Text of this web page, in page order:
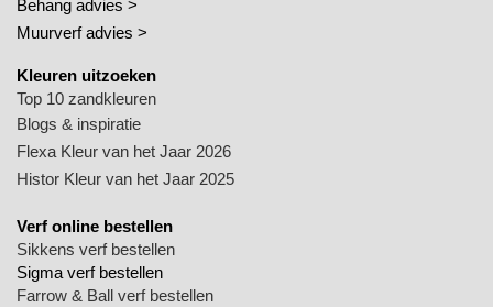
Behang advies >
Muurverf advies >
Kleuren uitzoeken
Top 10 zandkleuren
Blogs & inspiratie
Flexa Kleur van het Jaar 2026
Histor Kleur van het Jaar 2025
Verf online bestellen
Sikkens verf bestellen
Sigma verf bestellen
Farrow & Ball verf bestellen